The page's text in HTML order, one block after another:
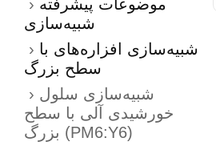
موضوعات پیشرفته
شبیه‌سازی
شبیه‌سازی افزاره‌های با
سطح بزرگ
شبیه‌سازی سلول
خورشیدی آلی با سطح
بزرگ (PM6:Y6)